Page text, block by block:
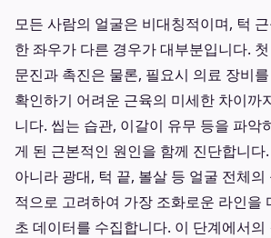
모든 사람의 얼굴은 비대칭적이며, 턱
한 좌우가 다른 경우가 대부분입니다.
문진과 촉진은 물론, 필요시 의료 장비
확인하기 어려운 근육의 미세한 차이까
니다. 씹는 습관, 이갈이 유무 등을 파악
게 된 근본적인 원인을 함께 진단합니
아니라 광대, 턱 끝, 볼살 등 얼굴 전체
적으로 고려하여 가장 조화로운 라인을
초 데이터를 수집합니다. 이 단계에서의